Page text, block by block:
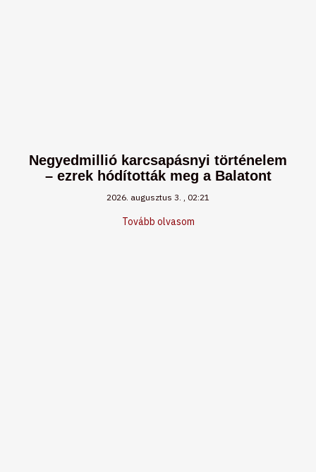
Negyedmillió karcsapásnyi történelem
– ezrek hódították meg a Balatont
2026. augusztus 3. 02:21
Tovább olvasom